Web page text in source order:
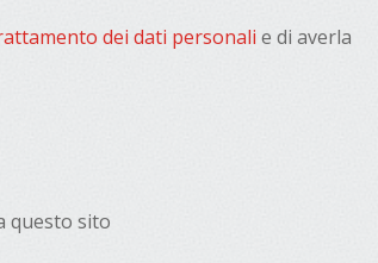
dei dati personali e di averla
questo sito